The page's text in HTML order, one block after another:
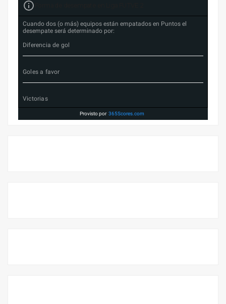
Cuando dos (o más) equipos están empatados en Puntos el
desempate será determinado por:
Diferencia de gol
Goles a favor
Victorias
Provisto por 365Scores.com